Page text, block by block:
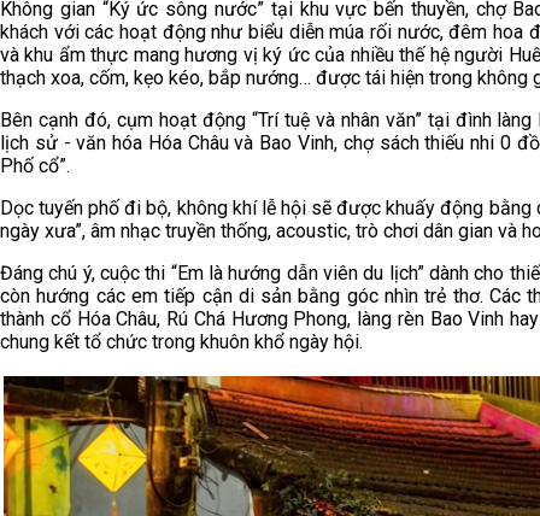
Không gian “Ký ức sông nước” tại khu vực bến thuyền, chợ
khách với các hoạt động như biểu diễn múa rối nước, đêm hoa
và khu ẩm thực mang hương vị ký ức của nhiều thế hệ người
thạch xoa, cốm, kẹo kéo, bắp nướng… được tái hiện trong không
Bên cạnh đó, cụm hoạt động “Trí tuệ và nhân văn” tại đình
lịch sử - văn hóa Hóa Châu và Bao Vinh, chợ sách thiếu nhi 0
Phố cổ”.
Dọc tuyến phố đi bộ, không khí lễ hội sẽ được khuấy động
ngày xưa”, âm nhạc truyền thống, acoustic, trò chơi dân gian và
Đáng chú ý, cuộc thi “Em là hướng dẫn viên du lịch” dành cho
còn hướng các em tiếp cận di sản bằng góc nhìn trẻ thơ. Các
thành cổ Hóa Châu, Rú Chá Hương Phong, làng rèn Bao Vinh
chung kết tổ chức trong khuôn khổ ngày hội.